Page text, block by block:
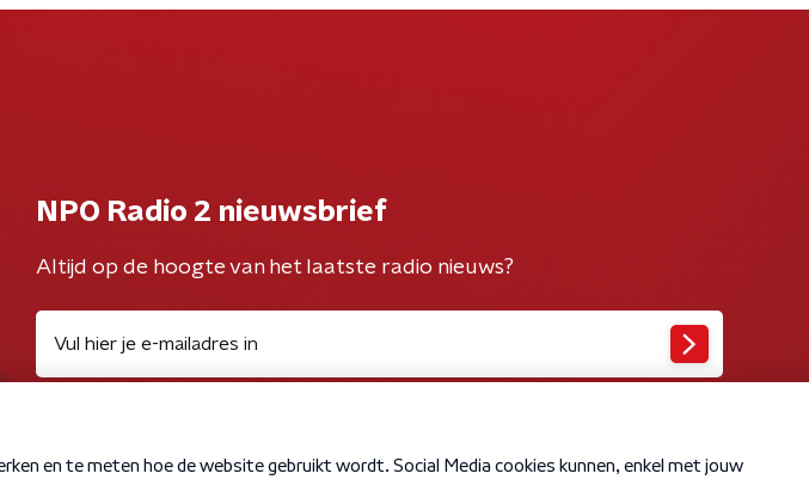
NPO Radio 2 nieuwsbrief
Altijd op de hoogte van het laatste radio nieuws?